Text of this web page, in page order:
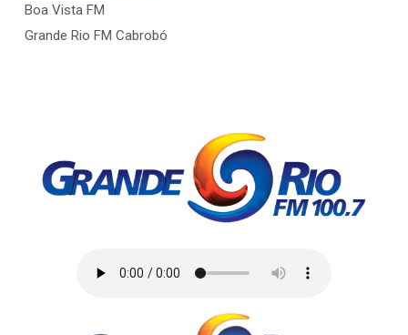
Boa Vista FM
Grande Rio FM Cabrobó